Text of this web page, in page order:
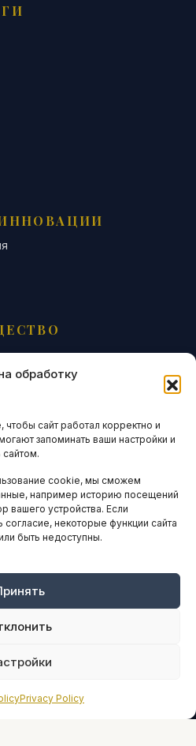
обработку
сайт работал корректно и
запоминать ваши настройки и
сайтом.
cookie, мы сможем
например историю посещений
вашего устройства. Если
согласие, некоторые функции сайта
быть недоступны.
Privacy Policy